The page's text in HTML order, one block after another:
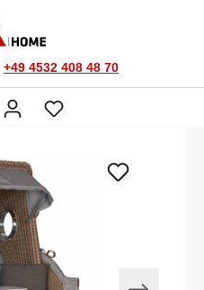
+49 4532 408 48 70